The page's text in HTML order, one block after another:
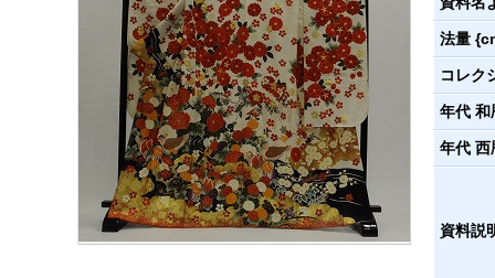
法量
コレク
年代 和
年代 西
資料説